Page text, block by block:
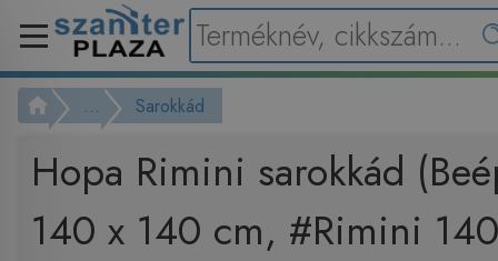
... Sarokkád
Hopa Rimini sarokkád
140 x 140 cm, #Rimini